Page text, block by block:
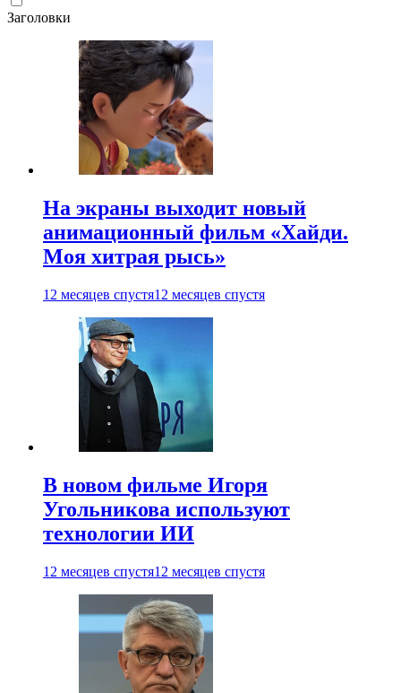
Заголовки
На экраны выходит новый
анимационный фильм «Хайди.
Моя хитрая рысь»
12 месяцев спустя12 месяцев спустя
В новом фильме Игоря
Угольникова используют
технологии ИИ
12 месяцев спустя12 месяцев спустя